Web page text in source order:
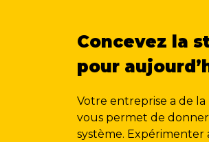
Concevez la
pour
Votre entreprise a de
vous permet de
système. Expérimenter